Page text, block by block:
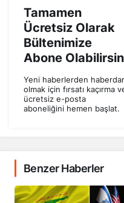
Tamamen
Ücretsiz Olarak
Bültenimize
Abone Olabilirsin
Yeni haberlerden haberdar
olmak için fırsatı kaçırma ve
ücretsiz e-posta
aboneliğini hemen başlat.
Benzer Haberler